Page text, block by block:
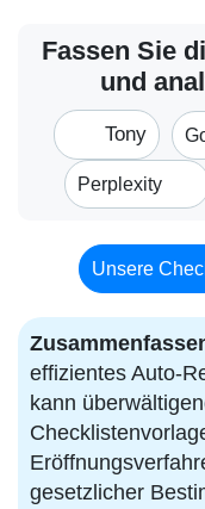
Fassen Sie
und
Tony
Perplexity
Unsere
effizientes Auto-
kann
gesetzlicher